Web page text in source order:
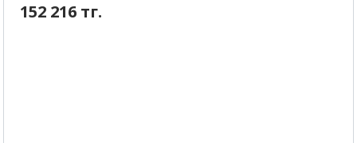
152 216 тг.